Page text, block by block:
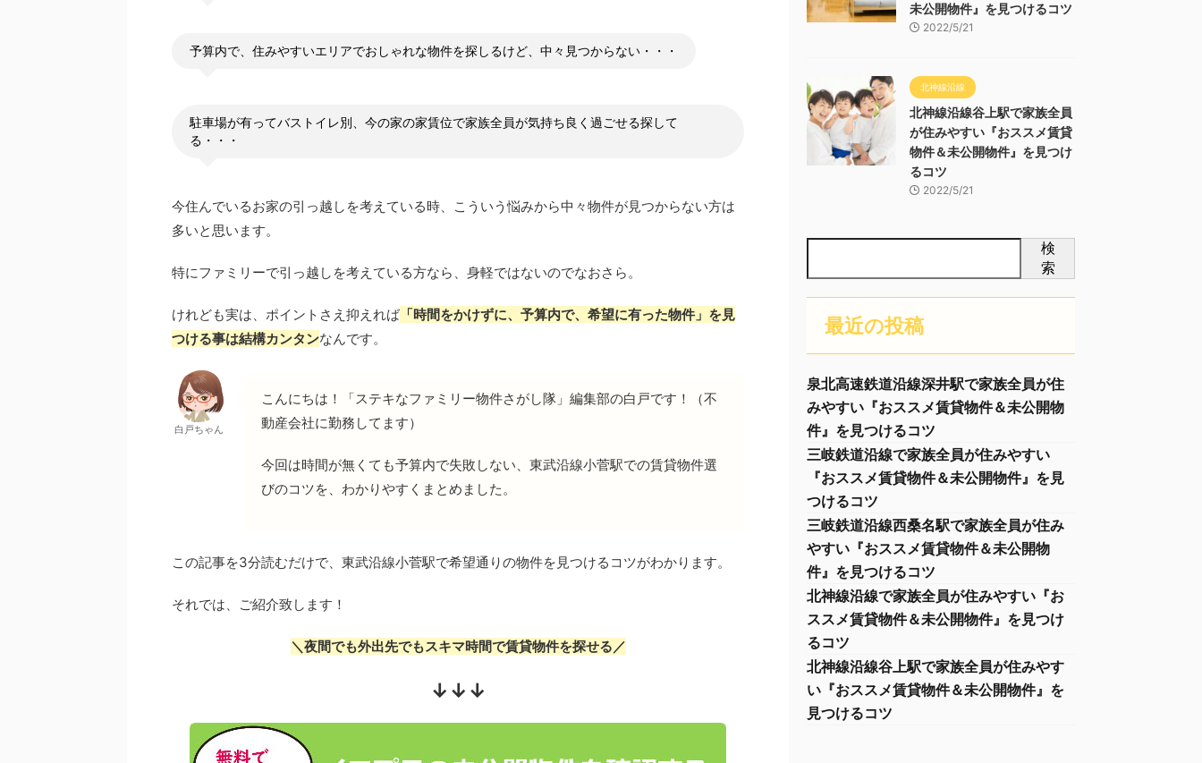
予算内で、住みやすいエリアでおしゃれな物件を探しるけど、中々見つからない・・・
駐車場が有ってバストイレ別、今の家の家賃位で家族全員が気持ち良く過ごせる探して
る・・・
今住んでいるお家の引っ越しを考えている時、こういう悩みから中々物件が見つからない方は
多いと思います。
特にファミリーで引っ越しを考えている方なら、身軽ではないのでなおさら。
けれども実は、ポイントさえ抑えれば 「時間をかけずに、予算内で、希望に有った物件」を見
つける事は結構カンタンなんです。
白戸ちゃん
こんにちは！「ステキなファミリー物件さがし隊」編集部の白戸です！（不
動産会社に勤務してます）
今回は時間が無くても予算内で失敗しない、東武沿線小菅駅での賃貸物件選
びのコツを、わかりやすくまとめました。
この記事を3分読むだけで、東武沿線小菅駅で希望通りの物件を見つけるコツがわかります。
それでは、ご紹介致します！
＼夜間でも外出先でもスキマ時間で賃貸物件を探せる／
↓↓↓
未公開物件』を見つけるコツ
2022/5/21
北神線沿線
北神線沿線谷上駅で家族全員
が住みやすい『おススメ賃貸
物件＆未公開物件』を見つけ
るコツ
2022/5/21
検
索
最近の投稿
泉北高速鉄道沿線深井駅で家族全員が住
みやすい『おススメ賃貸物件＆未公開物
件』を見つけるコツ
三岐鉄道沿線で家族全員が住みやすい
『おススメ賃貸物件＆未公開物件』を見
つけるコツ
三岐鉄道沿線西桑名駅で家族全員が住み
やすい『おススメ賃貸物件＆未公開物
件』を見つけるコツ
北神線沿線で家族全員が住みやすい『お
ススメ賃貸物件＆未公開物件』を見つけ
るコツ
北神線沿線谷上駅で家族全員が住みやす
い『おススメ賃貸物件＆未公開物件』を
見つけるコツ